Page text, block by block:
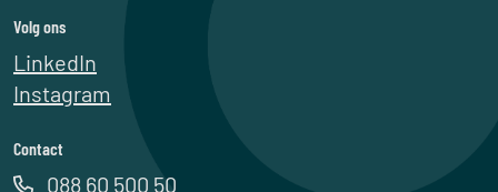
Volg ons
LinkedIn
Instagram
Contact
088 60 500 50